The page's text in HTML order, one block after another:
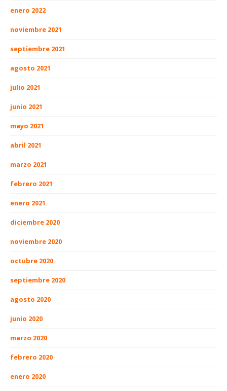
enero 2022
noviembre 2021
septiembre 2021
agosto 2021
julio 2021
junio 2021
mayo 2021
abril 2021
marzo 2021
febrero 2021
enero 2021
diciembre 2020
noviembre 2020
octubre 2020
septiembre 2020
agosto 2020
junio 2020
marzo 2020
febrero 2020
enero 2020